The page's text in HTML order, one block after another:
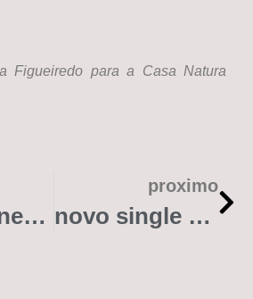
Figueiredo para a Casa Natura
mulheres negras no samba e a arte do aquilombamento
proximo
novo single da marina sena, medley das irmãs de pau e os lançamentos que mais gostamos em janeiro e fevereiro